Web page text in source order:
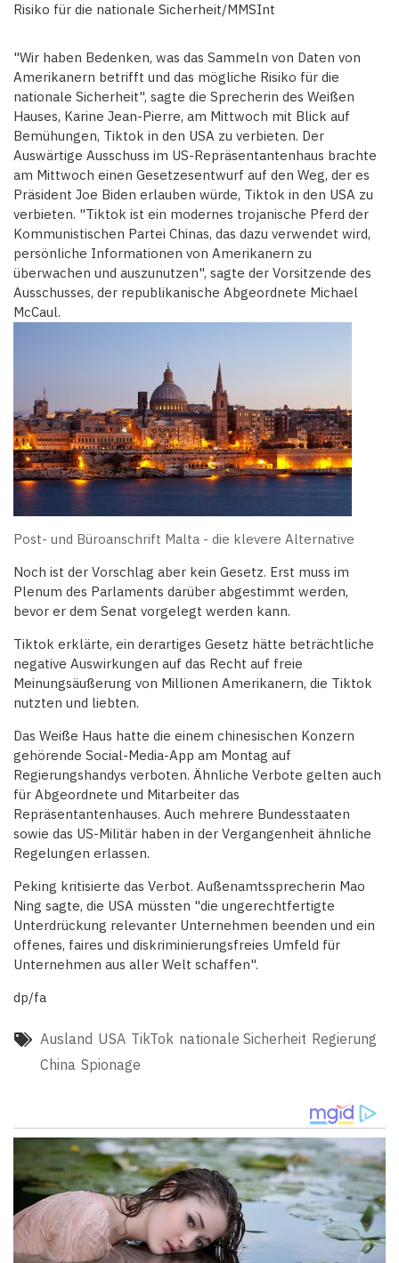
Risiko für die nationale Sicherheit/MMSInt
"Wir haben Bedenken, was das Sammeln von Daten von
Amerikanern betrifft und das mögliche Risiko für die
nationale Sicherheit", sagte die Sprecherin des Weißen
Hauses, Karine Jean-Pierre, am Mittwoch mit Blick auf
Bemühungen, Tiktok in den USA zu verbieten. Der
Auswärtige Ausschuss im US-Repräsentantenhaus brachte
am Mittwoch einen Gesetzesentwurf auf den Weg, der es
Präsident Joe Biden erlauben würde, Tiktok in den USA zu
verbieten. "Tiktok ist ein modernes trojanische Pferd der
Kommunistischen Partei Chinas, das dazu verwendet wird,
persönliche Informationen von Amerikanern zu
überwachen und auszunutzen", sagte der Vorsitzende des
Ausschusses, der republikanische Abgeordnete Michael
McCaul.
Post- und Büroanschrift Malta - die klevere Alternative
Noch ist der Vorschlag aber kein Gesetz. Erst muss im
Plenum des Parlaments darüber abgestimmt werden,
bevor er dem Senat vorgelegt werden kann.
Tiktok erklärte, ein derartiges Gesetz hätte beträchtliche
negative Auswirkungen auf das Recht auf freie
Meinungsäußerung von Millionen Amerikanern, die Tiktok
nutzten und liebten.
Das Weiße Haus hatte die einem chinesischen Konzern
gehörende Social-Media-App am Montag auf
Regierungshandys verboten. Ähnliche Verbote gelten auch
für Abgeordnete und Mitarbeiter das
Repräsentantenhauses. Auch mehrere Bundesstaaten
sowie das US-Militär haben in der Vergangenheit ähnliche
Regelungen erlassen.
Peking kritisierte das Verbot. Außenamtssprecherin Mao
Ning sagte, die USA müssten "die ungerechtfertigte
Unterdrückung relevanter Unternehmen beenden und ein
offenes, faires und diskriminierungsfreies Umfeld für
Unternehmen aus aller Welt schaffen".
dp/fa
Ausland USA TikTok nationale Sicherheit Regierung
China Spionage